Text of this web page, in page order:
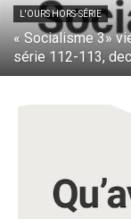
L'OURS HORS-SÉRIE
« Socialisme 3»
série 112-113,